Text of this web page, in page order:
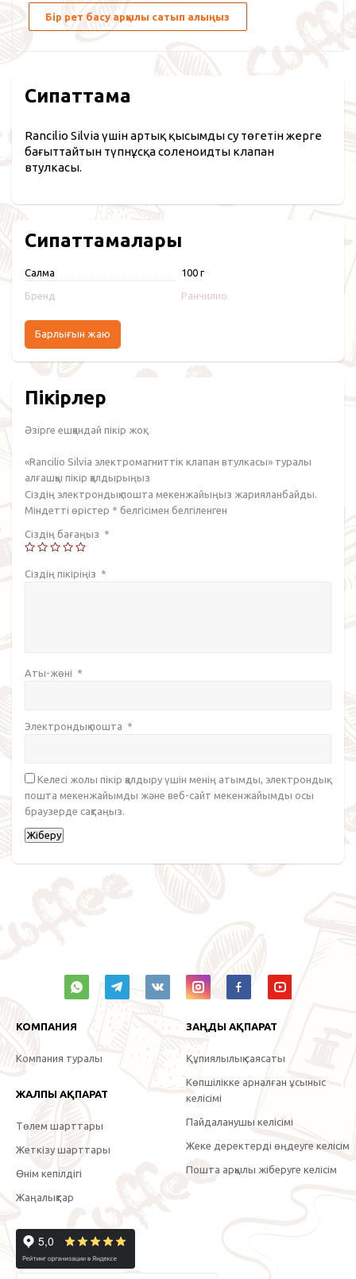
Бір рет басу арқылы сатып алыңыз
Сипаттама
Rancilio Silvia үшін артық қысымды су төгетін жерге
бағыттайтын түпнұсқа соленоидты клапан
втулкасы.
Сипаттамалары
Салмақ 100 г
Бренд Ранчилио
Барлығын жаю
Пікірлер
Әзірге ешқандай пікір жоқ.
«Rancilio Silvia электромагниттік клапан втулкасы» туралы
алғашқы пікір қалдырыңыз
Сіздің электрондық пошта мекенжайыңыз жарияланбайды.
Міндетті өрістер * белгісімен белгіленген
Сіздің бағаңыз *
Сіздің пікіріңіз *
Аты-жөні *
Электрондық пошта *
Келесі жолы пікір қалдыру үшін менің атымды, электрондық
пошта мекенжайымды және веб-сайт мекенжайымды осы
браузерде сақтаңыз.
КОМПАНИЯ
Компания туралы
ЖАЛПЫ АҚПАРАТ
Төлем шарттары
Жеткізу шарттары
Өнім кепілдігі
Жаңалықтар
ЗАҢДЫ АҚПАРАТ
Құпиялылық саясаты
Көпшілікке арналған ұсыныс
келісімі
Пайдаланушы келісімі
Жеке деректерді өңдеуге келісім
Пошта арқылы жіберуге келісім